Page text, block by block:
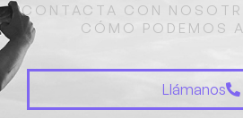
CONTACTA CON
CÓMO PODEMOS
Llámanos